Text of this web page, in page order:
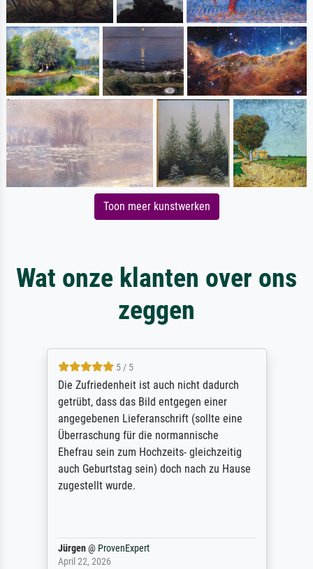
Toon meer kunstwerken
Wat onze klanten over ons
zeggen
5 / 5
Die Zufriedenheit ist auch nicht dadurch
getrübt, dass das Bild entgegen einer
angegebenen Lieferanschrift (sollte eine
Überraschung für die normannische
Ehefrau sein zum Hochzeits- gleichzeitig
auch Geburtstag sein) doch nach zu Hause
zugestellt wurde.
Jürgen@ ProvenExpert
April 22, 2026